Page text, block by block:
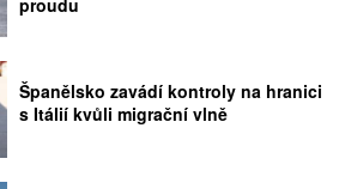
proudu
Španělsko zavádí kontroly na hranici
s Itálií kvůli migrační vlně